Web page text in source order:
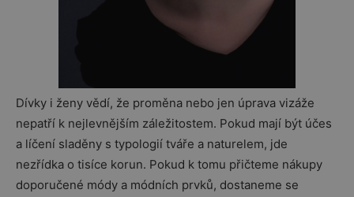
Dívky i ženy vědí, že proměna nebo jen úprava vizáže
nepatří k nejlevnějším záležitostem. Pokud mají být účes
a líčení sladěny s typologií tváře a naturelem, jde
nezřídka o tisíce korun. Pokud k tomu přičteme nákupy
doporučené módy a módních prvků, dostaneme se